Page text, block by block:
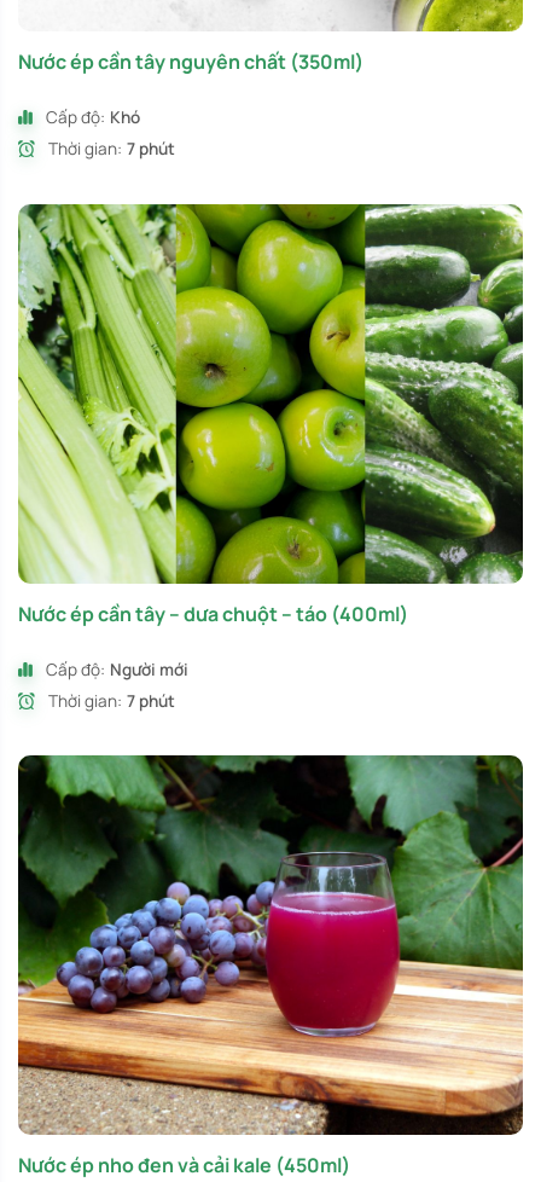
Nước ép cần tây nguyên chất (350ml)
Cấp độ: Khó
Thời gian: 7 phút
Nước ép cần tây – dưa chuột – táo (400ml)
Cấp độ: Người mới
Thời gian: 7 phút
Nước ép nho đen và cải kale (450ml)